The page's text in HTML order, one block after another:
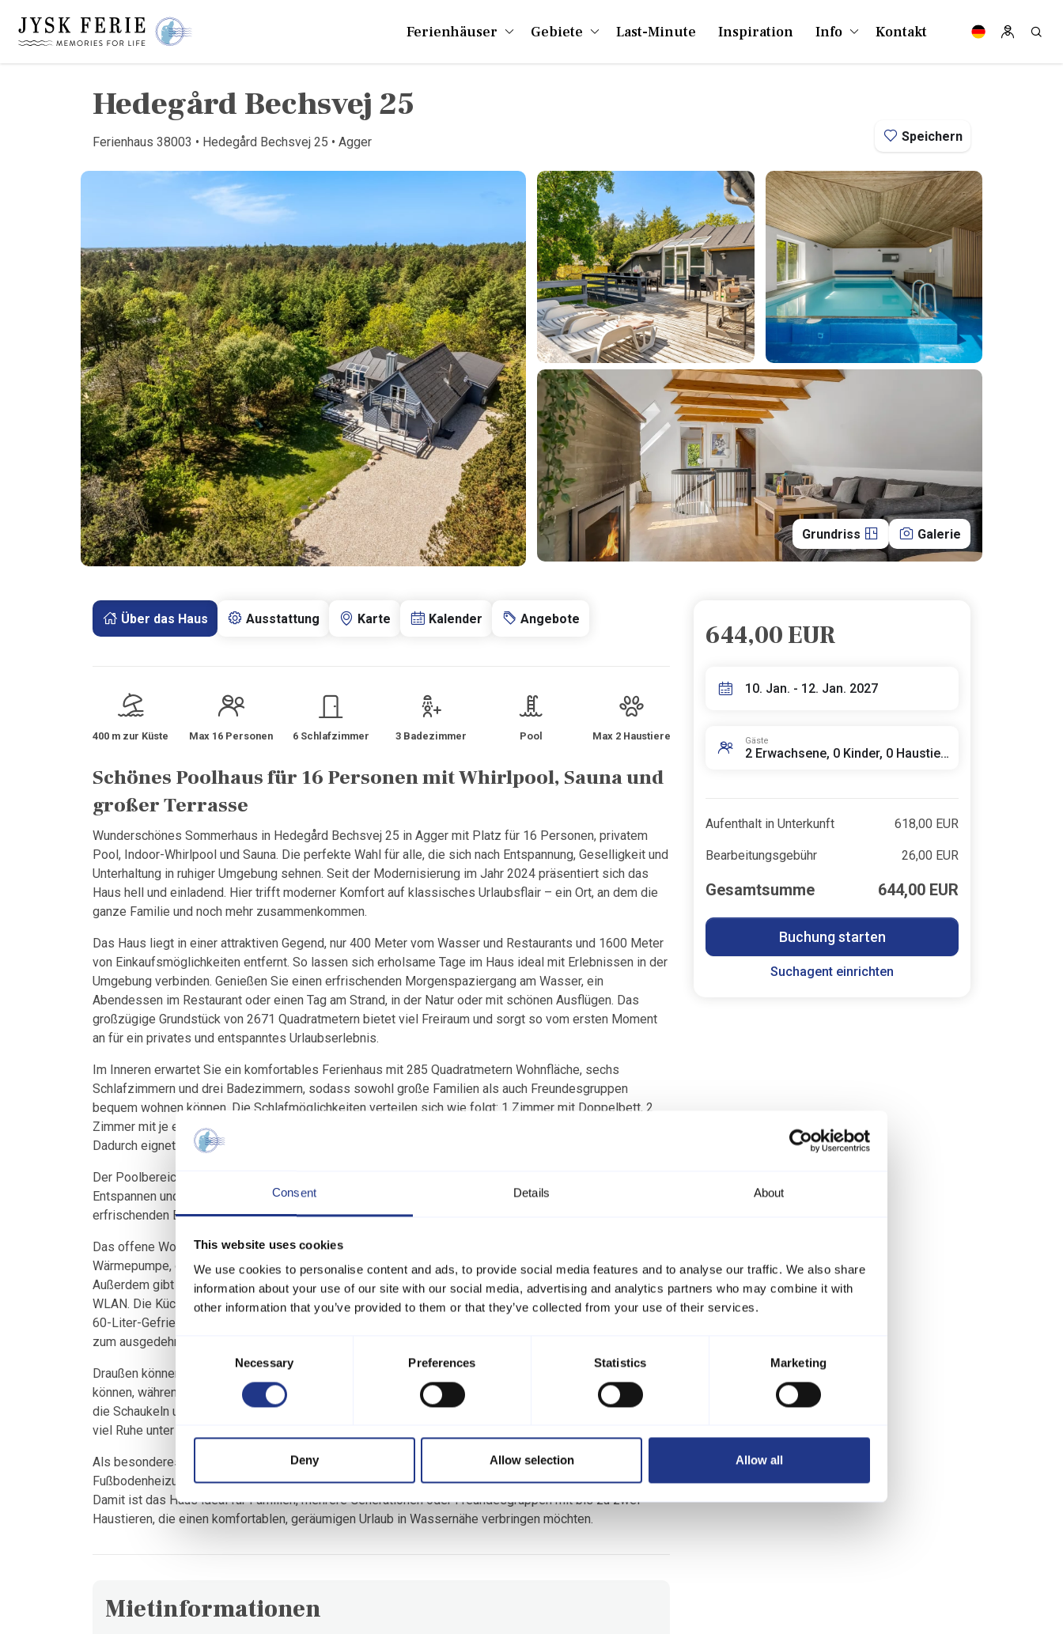
Consent Details About
This website uses cookies
We use cookies to personalise content and ads, to provide social media features and to analyse our traffic. We also share
information about your use of our site with our social media, advertising and analytics partners who may combine it with
other information that you’ve provided to them or that they’ve collected from your use of their services.
Consent
Necessary Preferences Statistics Marketing
Deny Allow selection Allow all
Ferienhäuser Gebiete Last-Minute Inspiration Info Kontakt
Hedegård Bechsvej 25
Ferienhaus 38003 • Hedegård Bechsvej 25 • Agger Speichern
Grundriss Galerie
Über das Haus Ausstattung Karte Kalender Angebote
400 m zur Küste Max 16 Personen 6 Schlafzimmer 3 Badezimmer Pool Max 2 Haustiere
Schönes Poolhaus für 16 Personen mit Whirlpool, Sauna und
großer Terrasse
Wunderschönes Sommerhaus in Hedegård Bechsvej 25 in Agger mit Platz für 16 Personen, privatem
Pool, Indoor-Whirlpool und Sauna. Die perfekte Wahl für alle, die sich nach Entspannung, Geselligkeit und
Unterhaltung in ruhiger Umgebung sehnen. Seit der Modernisierung im Jahr 2024 präsentiert sich das
Haus hell und einladend. Hier trifft moderner Komfort auf klassisches Urlaubsflair – ein Ort, an dem die
ganze Familie und noch mehr zusammenkommen.
Das Haus liegt in einer attraktiven Gegend, nur 400 Meter vom Wasser und Restaurants und 1600 Meter
von Einkaufsmöglichkeiten entfernt. So lassen sich erholsame Tage im Haus ideal mit Erlebnissen in der
Umgebung verbinden. Genießen Sie einen erfrischenden Morgenspaziergang am Wasser, ein
Abendessen im Restaurant oder einen Tag am Strand, in der Natur oder mit schönen Ausflügen. Das
großzügige Grundstück von 2671 Quadratmetern bietet viel Freiraum und sorgt so vom ersten Moment
an für ein privates und entspanntes Urlaubserlebnis.
Im Inneren erwartet Sie ein komfortables Ferienhaus mit 285 Quadratmetern Wohnfläche, sechs
Schlafzimmern und drei Badezimmern, sodass sowohl große Familien als auch Freundesgruppen
bequem wohnen können. Die Schlafmöglichkeiten verteilen sich wie folgt: 1 Zimmer mit Doppelbett, 2
Zimmer mit je einem Doppelbett und einem Etagenbett sowie 3 Zimmer mit je zwei Einzelbetten.
Dadurch eignet sich das Haus besonders für mehrere Generationen oder mehrere Familien.
Der Poolbereich mit beheiztem Swimmingpool, Whirlpool und Zugang zur hauseigenen Sauna lädt zum
Entspannen und Genießen ein. Im Poolraum befindet sich auch eine Dusche, sodass Sie sich nach einem
erfrischenden Bad das Chlor einfach abspülen können.
Das offene Wohnzimmer bietet einen Kaminofen für kühle Abende und eine energiesparende
Wärmepumpe, die auch als Klimaanlage dient und so ganzjährig für angenehme Temperaturen sorgt.
Außerdem gibt es einen Fernseher mit dänischem und deutschem Fernsehen, Chromecast, Radio und
WLAN. Die Küche ist komplett ausgestattet mit Backofen, Cerankochfeld, Geschirrspüler, Kühlschrank,
60-Liter-Gefrierschrank, Mikrowelle und Kaffeemaschine – perfekt für alles vom schnellen Frühstück bis
zum ausgedehnten Abendessen im Urlaub.
Draußen können Sie das Leben auf der geschützten Terrasse genießen, wo Kinder sicher spielen
können, während die Erwachsenen auf den Liegestühlen entspannen oder grillen. Die Kleinsten werden
die Schaukeln und die Rutsche im Garten lieben. Es gibt außerdem ausreichend Platz zum Parken und
viel Ruhe unter freiem Himmel.
Als besonderes Extra bietet das Haus praktische Annehmlichkeiten wie Waschmaschine, Trockner,
Fußbodenheizung in den Badezimmern sowie ein Kinderbett und einen Hochstuhl für die jüngsten Gäste.
Damit ist das Haus ideal für Familien, mehrere Generationen oder Freundesgruppen mit bis zu zwei
Haustieren, die einen komfortablen, geräumigen Urlaub in Wassernähe verbringen möchten.
Mietinformationen
644,00 EUR
10. Jan. - 12. Jan. 2027
Gäste
2 Erwachsene, 0 Kinder, 0 Haustiere
Aufenthalt in Unterkunft 618,00 EUR
Bearbeitungsgebühr 26,00 EUR
Gesamtsumme 644,00 EUR
Buchung starten
Suchagent einrichten